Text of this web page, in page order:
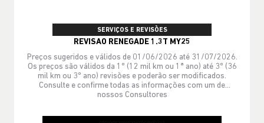
SERVIÇOS E REVISÕES
REVISAO RENEGADE 1.3T MY25
Preços sugeridos e válidos de 01/06/2026 até 31/07/2026.
Os preços são válidos da 1º (12 mil km ou 1ª ano) até 3º (36
mil km ou 3º ano) revisões e poderão ser modificados.
Consulte e confirme todas as informações com um de
nossos Consultores